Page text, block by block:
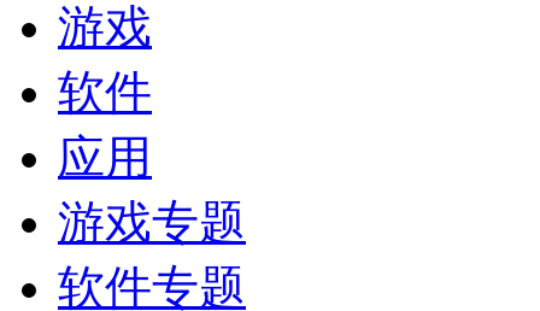
游戏
软件
应用
游戏专题
软件专题